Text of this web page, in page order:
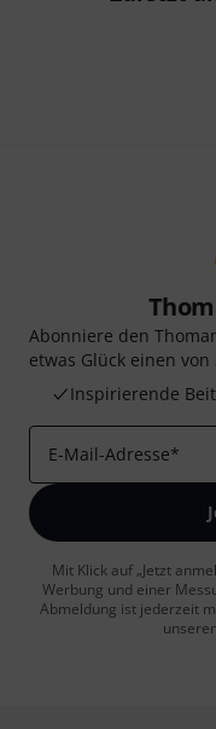
Abonniere den
etwas Glück einen von
Inspirierende
E-Mail-Adresse*
Mit Klick auf „Jetzt
Werbung und einer
Abmeldung ist jederzeit
unseren